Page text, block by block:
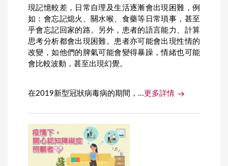
現記憶較差，日常自理及生活逐漸會出現困難，例
如：會忘記熄火、關水喉、食藥等日常瑣事，甚至
乎會忘記回家的路。另外，患者的語言能力、計算
思考分析都會出現困難。患者亦可能會出現性情的
改變，如他們的脾氣可能會變得暴躁，情緒也可能
會比較波動，甚至出現幻覺。
在2019新型冠狀病毒病的期間，... 更多詳情